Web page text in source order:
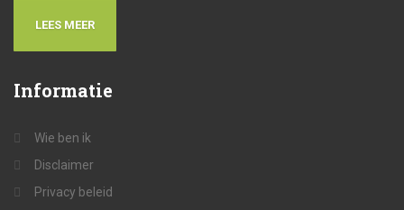
LEES MEER
Informatie
Wie ben ik
Disclaimer
Privacy beleid